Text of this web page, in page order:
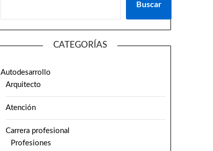
Buscar
CATEGORÍAS
Autodesarrollo
Arquitecto
Atención
Carrera profesional
Profesiones